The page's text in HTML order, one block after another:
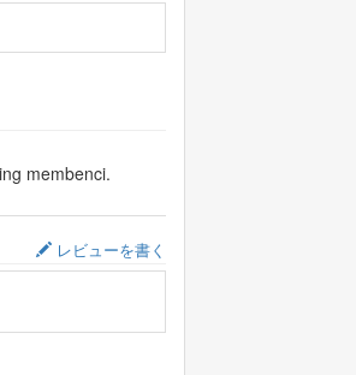
membenci.
レビューを書く